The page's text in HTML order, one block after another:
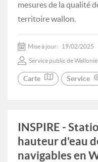
mesures de la qualité
territoire wallon.
Mise à jour: 19/02/2025
Service public de Wallonie
Carte Service
INSPIRE -
hauteur d'eau
navigables en